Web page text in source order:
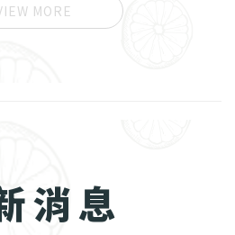
MORE
消息